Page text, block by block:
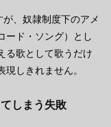
が、奴隷制度下のアメ
ード・ソング）とし
る歌として歌うだけ
しきれません。
しまう失敗